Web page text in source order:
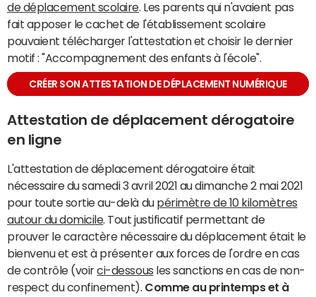
de déplacement scolaire. Les parents qui n'avaient pas
fait apposer le cachet de l'établissement scolaire
pouvaient télécharger l'attestation et choisir le dernier
motif : "Accompagnement des enfants à l'école".
CRÉER SON ATTESTATION DE DÉPLACEMENT NUMÉRIQUE
Attestation de déplacement dérogatoire
en ligne
L'attestation de déplacement dérogatoire était
nécessaire du samedi 3 avril 2021 au dimanche 2 mai 2021
pour toute sortie au-delà du périmètre de 10 kilomètres
autour du domicile. Tout justificatif permettant de
prouver le caractère nécessaire du déplacement était le
bienvenu et est à présenter aux forces de l'ordre en cas
de contrôle (voirci-dessous les sanctions en cas de non-
respect du confinement). Comme au printemps et à